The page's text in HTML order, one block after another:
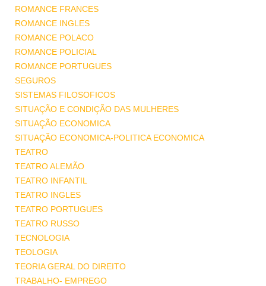
ROMANCE FRANCES
ROMANCE INGLES
ROMANCE POLACO
ROMANCE POLICIAL
ROMANCE PORTUGUES
SEGUROS
SISTEMAS FILOSOFICOS
SITUAÇÃO E CONDIÇÃO DAS MULHERES
SITUAÇÃO ECONOMICA
SITUAÇÃO ECONOMICA-POLITICA ECONOMICA
TEATRO
TEATRO ALEMÃO
TEATRO INFANTIL
TEATRO INGLES
TEATRO PORTUGUES
TEATRO RUSSO
TECNOLOGIA
TEOLOGIA
TEORIA GERAL DO DIREITO
TRABALHO- EMPREGO